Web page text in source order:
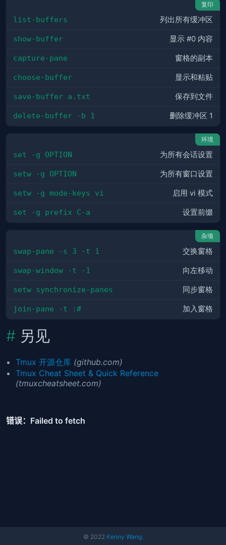
复印
list-buffers 列出所有缓冲区
show-buffer 显示 #0 内容
capture-pane 窗格的副本
choose-buffer 显示和粘贴
save-buffer a.txt 保存到文件
delete-buffer -b 1 删除缓冲区 1
环境
set -g OPTION 为所有会话设置
setw -g OPTION 为所有窗口设置
setw -g mode-keys vi 启用 vi 模式
set -g prefix C-a 设置前缀
杂项
swap-pane -s 3 -t 1 交换窗格
swap-window -t -1 向左移动
setw synchronize-panes 同步窗格
join-pane -t :# 加入窗格
另见
Tmux 开源仓库 (github.com)
Tmux Cheat Sheet & Quick Reference
(tmuxcheatsheet.com)
© 2022 Kenny Wang.